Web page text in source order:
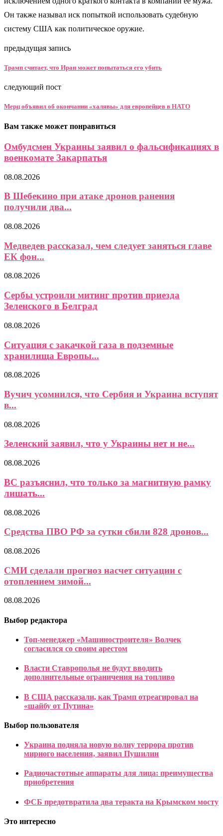
Он также называл иск попыткой использовать судебную
систему США как политическое оружие.
предыдущая запись
Трамп считает, что Иран может попытаться его убить
следующий пост
Мерц объявил об окончании «халявы» для европейцев в НАТО
Вам также может понравиться
Омбудсмен Украины заявил о фальсификациях в
военкомате Закарпатья
08.08.2026
В Шебекино при атаке дронов ранения
получили два...
08.08.2026
Медведев рассказал, чем следует заняться главе
ЕК фон...
08.08.2026
Сербы устроили митинг против приезда
Зеленского в Белград
08.08.2026
Ситуация с закачкой газа в подземные
хранилища Европы...
08.08.2026
Вучич усомнился, что Сербия и Украина вступят
в...
08.08.2026
Зеленский заявил, что у Украины нет и не...
08.08.2026
ВС разъяснил, что только за магнитную рамку
лишать...
08.08.2026
Средства ПВО РФ за сутки сбили 828 дронов...
08.08.2026
СМИ сделали прогноз насчет ситуации с
отоплением зимой...
08.08.2026
Выбор редактора
Топ-менеджер «Машиностроителя» Волчек
согласился со своим арестом
Власти Ставрополья не будут вводить
дополнительные ограничения на топливо
В США рассказали, как Трамп отреагировал на
«шайбу от Путина»
Выбор пользователя
Украина подняла новую волну террора против
мирного населения, заявил Пушилин
Радиочастотные аппараты для лица: преимущества
приобретения
ФСБ предотвратила два теракта на Крымском мосту
Это интересно